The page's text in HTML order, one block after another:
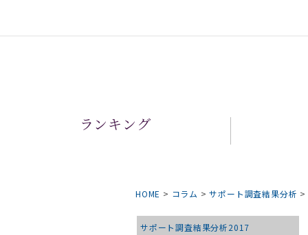
ランキング
HOME > コラム >サポート調査結果分析 >
サポート調査結果分析2017